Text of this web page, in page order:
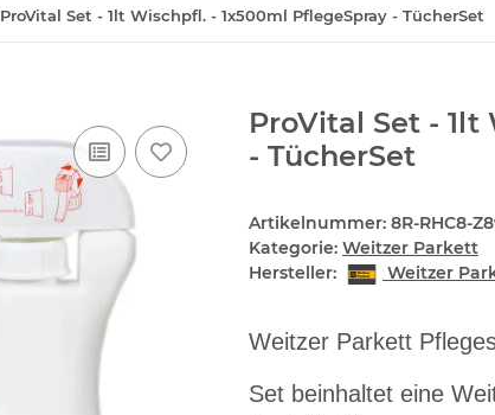
ProVital Set - 1lt Wischpfl. - 1x500ml PflegeSpray - TücherSet
ProVital Set - 1lt
- TücherSet
Artikelnummer: 8R-RHC8-
Kategorie: Weitzer Parkett
Hersteller:
Weitzer
Weitzer Parkett
Set beinhaltet eine